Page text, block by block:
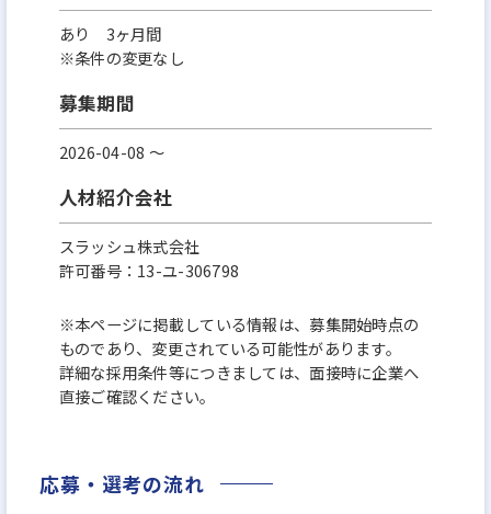
あり 3ヶ月間
※条件の変更なし
募集期間
2026-04-08 〜
人材紹介会社
スラッシュ株式会社
許可番号：13-ユ-306798
※本ページに掲載している情報は、募集開始時点の
ものであり、変更されている可能性があります。
詳細な採用条件等につきましては、面接時に企業へ
直接ご確認ください。
応募・選考の流れ